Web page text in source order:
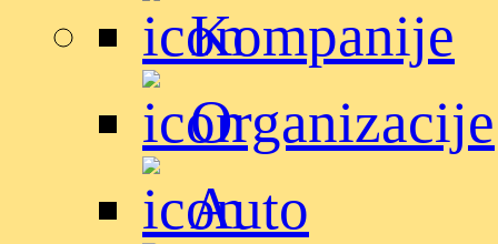
Kompanije
Organizacije
Auto